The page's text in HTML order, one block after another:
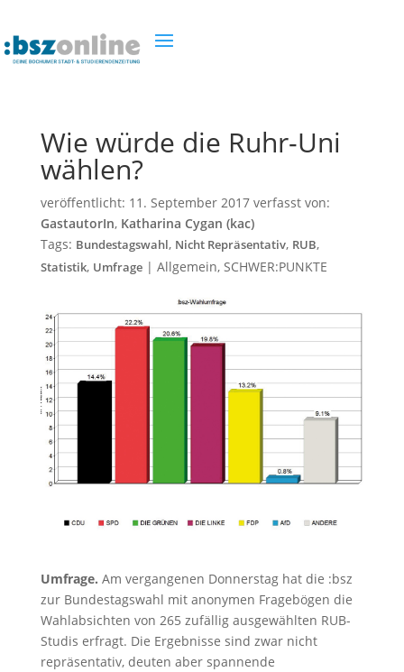
Wie würde die Ruhr-Uni
wählen?
veröffentlicht: 11. September 2017verfasst von:
GastautorIn, Katharina Cygan (kac)
Tags: Bundestagswahl, Nicht Repräsentativ, RUB,
Statistik, Umfrage| Allgemein, SCHWER:PUNKTE
Umfrage. Am vergangenen Donnerstag hat die :bsz
zur Bundestagswahl mit anonymen Fragebögen die
Wahlabsichten von 265 zufällig ausgewählten RUB-
Studis erfragt. Die Ergebnisse sind zwar nicht
repräsentativ, deuten aber spannende